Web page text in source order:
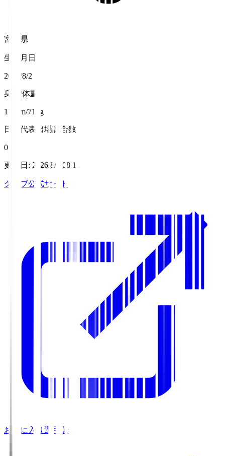
宮崎県
生年月日
2007/8/2
身長/体重
170cm/71kg
日本代表出場試合数
0
更新日 : 2026/8/7 08:11
クラブ公式サイト
お気に入り選手登録